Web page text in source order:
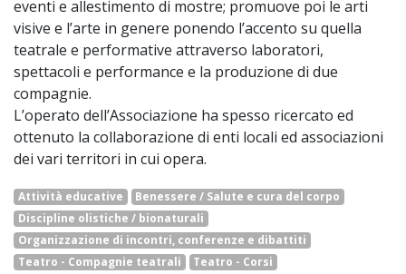
eventi e allestimento di mostre; promuove poi le arti
visive e l’arte in genere ponendo l’accento su quella
teatrale e performative attraverso laboratori,
spettacoli e performance e la produzione di due
compagnie.
L’operato dell’Associazione ha spesso ricercato ed
ottenuto la collaborazione di enti locali ed associazioni
dei vari territori in cui opera.
Attività educative
Benessere / Salute e cura del corpo
Discipline olistiche / bionaturali
Organizzazione di incontri, conferenze e dibattiti
Teatro - Compagnie teatrali
Teatro - Corsi